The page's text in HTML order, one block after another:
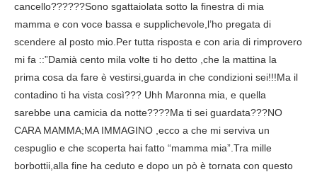
cancello??????Sono sgattaiolata sotto la finestra di mia
mamma e con voce bassa e supplichevole,l’ho pregata di
scendere al posto mio.Per tutta risposta e con aria di rimprovero
mi fa ::”Damià cento mila volte ti ho detto ,che la mattina la
prima cosa da fare è vestirsi,guarda in che condizioni sei!!!Ma il
contadino ti ha vista così??? Uhh Maronna mia, e quella
sarebbe una camicia da notte????Ma ti sei guardata???NO
CARA MAMMA;MA IMMAGINO ,ecco a che mi serviva un
cespuglio e che scoperta hai fatto “mamma mia”.Tra mille
borbottii,alla fine ha ceduto e dopo un pò è tornata con questo